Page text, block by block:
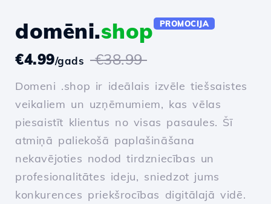
domēni.shop PROMOCIJA
€4.99/gads €38.99
Domeni .shop ir ideālais izvēle tiešsaistes
veikaliem un uzņēmumiem, kas vēlas
piesaistīt klientus no visas pasaules. Šī
atmiņā paliekošā paplašināšana
nekavējoties nodod tirdzniecības un
profesionalitātes ideju, sniedzot jums
konkurences priekšrocības digitālajā vidē.